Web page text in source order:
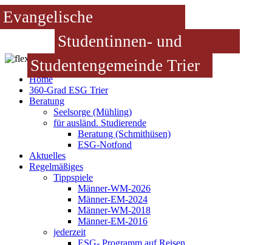
Evangelische
Studentinnen- und
Studentengemeinde Trier
Home
360-Grad ESG Trier
Beratung
Seelsorge (Mühling)
für ausländ. Studierende
Beratung (Schmithüsen)
ESG-Notfond
Aktuelles
Regelmäßiges
Tippspiele
Männer-WM-2026
Männer-EM-2024
Männer-WM-2018
Männer-EM-2016
jederzeit
ESG- Programm auf Reisen